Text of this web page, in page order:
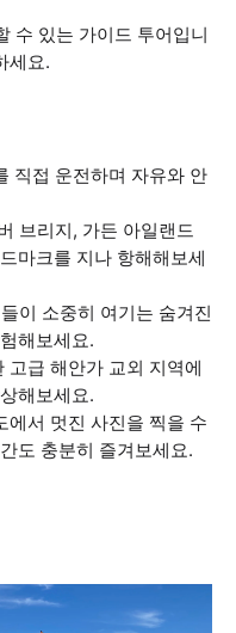
수 있는 가이드 투어입니
세요.
직접 운전하며 자유와 안
브리지, 가든 아일랜드
마크를 지나 항해해보세
이 소중히 여기는 숨겨진
해보세요.
급 해안가 교외 지역에
해보세요.
서 멋진 사진을 찍을 수
도 충분히 즐겨보세요.